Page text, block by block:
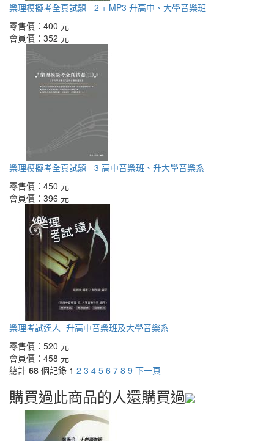
樂理模擬考全真試題 - 2 + MP3 升高中、大學音樂班
零售價： 400 元
會員價： 352 元
樂理模擬考全真試題 - 3 高中音樂班、升大學音樂系
零售價： 450 元
會員價： 396 元
樂理考試達人- 升高中音樂班及大學音樂系
零售價： 520 元
會員價： 458 元
總計 68 個記錄 1 2 3 4 5 6 7 8 9 下一頁
購買過此商品的人還購買過